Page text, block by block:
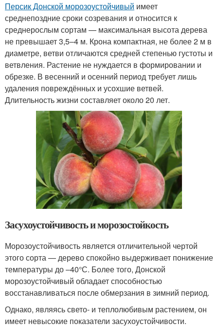
Персик Донской морозоустойчивый имеет
среднепоздние сроки созревания и относится к
среднерослым сортам — максимальная высота дерева
не превышает 3,5–4 м. Крона компактная, не более 2 м в
диаметре, ветви отличаются средней степенью густоты и
ветвления. Растение не нуждается в формировании и
обрезке. В весенний и осенний период требует лишь
удаления повреждённых и усохшие ветвей.
Длительность жизни составляет около 20 лет.
Засухоустойчивость и морозостойкость
Морозоустойчивость является отличительной чертой
этого сорта — дерево спокойно выдерживает понижение
температуры до –40°С. Более того, Донской
морозоустойчивый обладает способностью
восстанавливаться после обмерзания в зимний период.
Однако, являясь свето- и теплолюбивым растением, он
имеет невысокие показатели засухоустойчивости.